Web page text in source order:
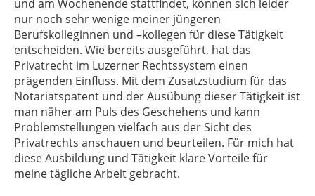
und am Wochenende stattfindet, können sich leider
nur noch sehr wenige meiner jüngeren
Berufskolleginnen und –kollegen für diese Tätigkeit
entscheiden. Wie bereits ausgeführt, hat das
Privatrecht im Luzerner Rechtssystem einen
prägenden Einfluss. Mit dem Zusatzstudium für das
Notariatspatent und der Ausübung dieser Tätigkeit ist
man näher am Puls des Geschehens und kann
Problemstellungen vielfach aus der Sicht des
Privatrechts anschauen und beurteilen. Für mich hat
diese Ausbildung und Tätigkeit klare Vorteile für
meine tägliche Arbeit gebracht.